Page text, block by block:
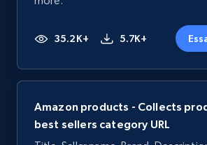
35.2K+ 5.7K+
Amazon products - Collects
best sellers category URL